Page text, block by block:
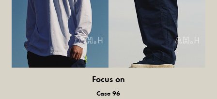
Focus on
気になる服とか人とか。
Case 96